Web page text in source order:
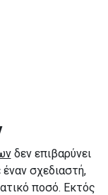
δεν επιβαρύνει
σχεδιαστή,
ποσό. Εκτός